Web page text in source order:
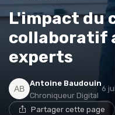
L'impact du
collaboratif
experts
Antoine Baudouin
Chroniqueur Digital
6
Partager cette page